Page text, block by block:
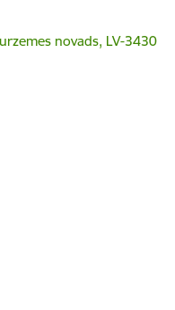
novads, LV-3430